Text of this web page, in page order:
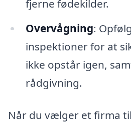
fjerne fødekilder.
Overvågning:
inspektioner for at
ikke opstår igen,
rådgivning.
Når du vælger et firma til